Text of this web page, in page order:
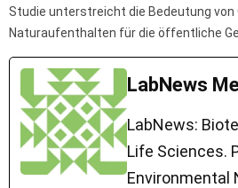
Studie unterstreicht die Bedeutung von
Naturaufenthalten für die öffentliche
LabNews
LabNews:
Life Sciences.
Environmental